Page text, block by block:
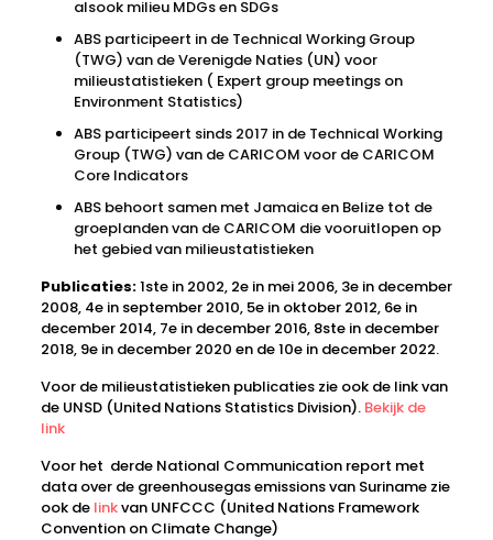
alsook milieu MDGs en SDGs
ABS participeert in de Technical Working Group
(TWG) van de Verenigde Naties (UN) voor
milieustatistieken ( Expert group meetings on
Environment Statistics)
ABS participeert sinds 2017 in de Technical Working
Group (TWG) van de CARICOM voor de CARICOM
Core Indicators
ABS behoort samen met Jamaica en Belize tot de
groeplanden van de CARICOM die vooruitlopen op
het gebied van milieustatistieken
Publicaties:1ste in 2002, 2e in mei 2006, 3e in december
2008, 4e in september 2010, 5e in oktober 2012, 6e in
december 2014, 7e in december 2016, 8ste in december
2018, 9e in december 2020 en de 10e in december 2022.
Voor de milieustatistieken publicaties zie ook de link van
de UNSD (United Nations Statistics Division). Bekijk de
link
Voor het derde National Communication report met
data over de greenhousegas emissions van Suriname zie
ook de linkvan UNFCCC (United Nations Framework
Convention on Climate Change)